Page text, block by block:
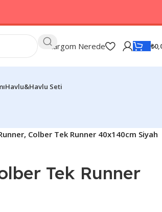
Kargom Nerede ₺
Havlu&Havlu Seti
Colber Tek Runner 40x140cm Siyah
Tek Runner